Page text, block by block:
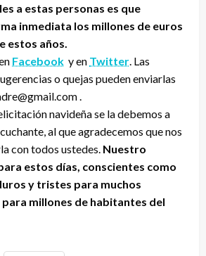
a estas personas es que
inmediata los millones de euros
estos años.
Facebook y en Twitter . Las
o quejas pueden enviarlas
.
navideña se la debemos a
al que agradecemos que nos
con todos ustedes. Nuestro
estos días, conscientes como
y tristes para muchos
millones de habitantes del